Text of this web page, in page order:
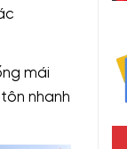
mái
nhanh